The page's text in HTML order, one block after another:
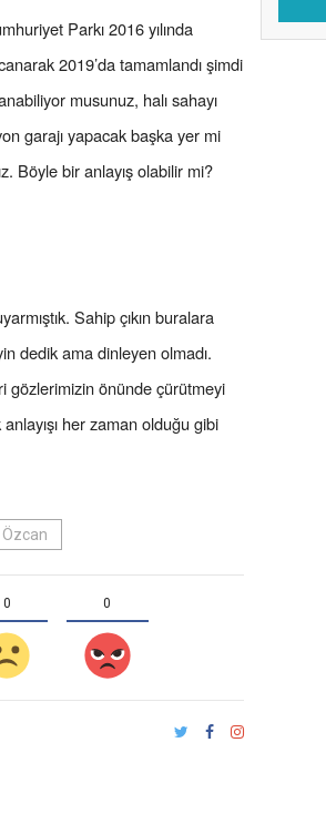
Parkı 2016 yılında
2019’da tamamlandı şimdi
musunuz, halı sahayı
garajı yapacak başka yer mi
Böyle bir anlayış olabilir mi?
Sahip çıkın buralara
dedik ama dinleyen olmadı.
gözlerimizin önünde çürütmeyi
her zaman olduğu gibi
0 0